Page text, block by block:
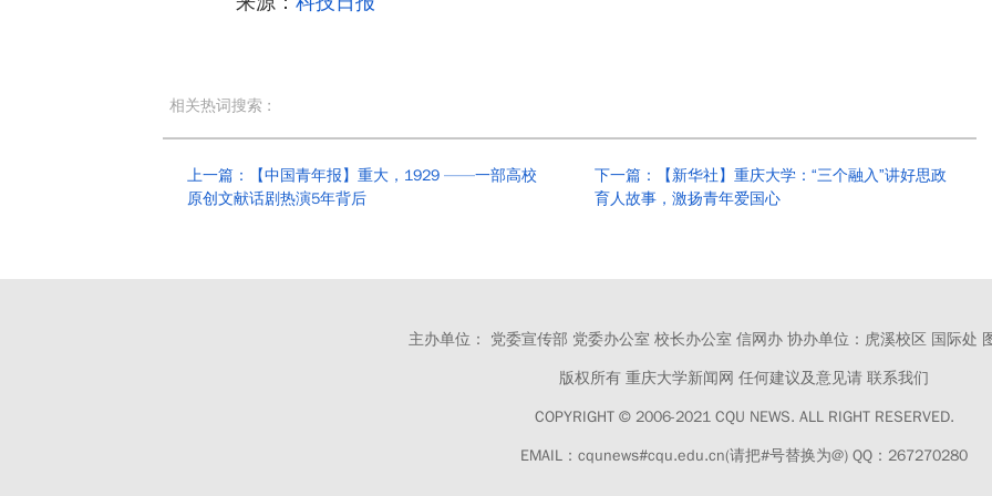
相关热词搜索 :
上一篇：【中国青年报】重大，1929 ——一部高校
原创文献话剧热演5年背后
下一篇：【新华社】重庆大学：“三个融入”讲好思政
育人故事，激扬青年爱国心
主办单位： 党委宣传部 党委办公室 校长办公室 信网办 协办单位：虎溪校区 国际处
版权所有 重庆大学新闻网 任何建议及意见请 联系我们
COPYRIGHT © 2006-2021 CQU NEWS. ALL RIGHT RESERVED.
EMAIL：cqunews#cqu.edu.cn(请把#号替换为@) QQ：267270280